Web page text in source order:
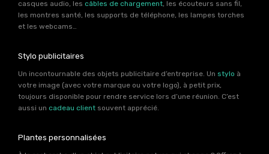
casques audio, les câbles de chargement , les écouteurs sans fil,
les montres santé, les supports de téléphone, les lampes torches
et les webcams…
Stylo publicitaires
Un incontournable des objets publicitaire d’entreprise. Un stylo à
votre image (avec votre marque ou votre logo), à petit prix,
toujours disponible pour rendre service lors d’une réunion. C’est
aussi un cadeau client souvent apprécié.
Plantes personnalisées